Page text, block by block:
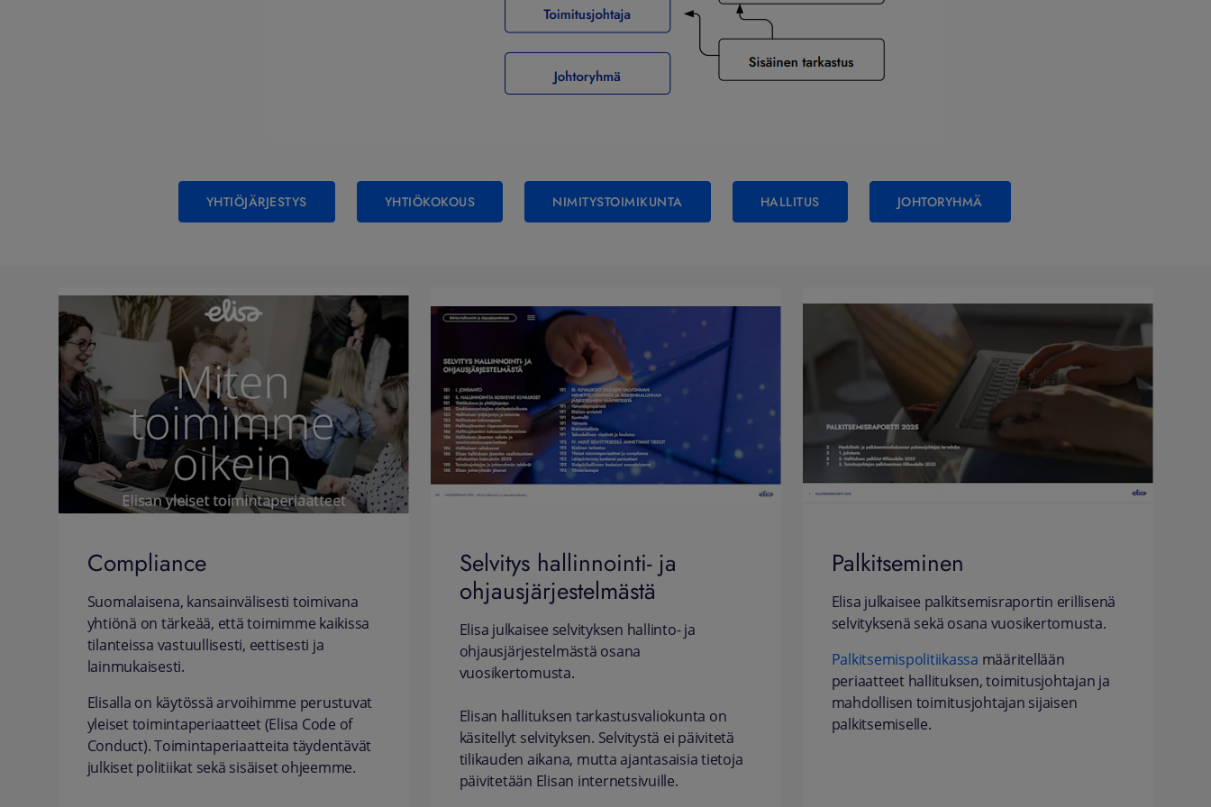
YHTIÖJÄRJESTYS YHTIÖKOKOUS NIMITYSTOIMIKUNTA HALLITUS JOHTORYHMÄ
Compliance
Suomalaisena, kansainvälisesti toimivana
yhtiönä on tärkeää, että toimimme kaikissa
tilanteissa vastuullisesti, eettisesti ja
lainmukaisesti.
Elisalla on käytössä arvoihimme perustuvat
yleiset toimintaperiaatteet (Elisa Code of
Conduct). Toimintaperiaatteita täydentävät
julkiset politiikat sekä sisäiset ohjeemme.
Selvitys hallinnointi- ja
ohjausjärjestelmästä
Elisa julkaisee selvityksen hallinto- ja
ohjausjärjestelmästä osana
vuosikertomusta.
Elisan hallituksen tarkastusvaliokunta on
käsitellyt selvityksen. Selvitystä ei päivitetä
tilikauden aikana, mutta ajantasaisia tietoja
päivitetään Elisan internetsivuille.
Palkitseminen
Elisa julkaisee palkitsemisraportin erillisenä
selvityksenä sekä osana vuosikertomusta.
Palkitsemispolitiikassa määritellään
periaatteet hallituksen, toimitusjohtajan ja
mahdollisen toimitusjohtajan sijaisen
palkitsemiselle.